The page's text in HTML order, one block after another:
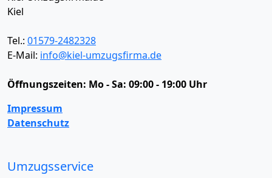
Kiel
Tel.: 01579-2482328
E-Mail: info@kiel-umzugsfirma.de
Öffnungszeiten: Mo - Sa: 09:00 - 19:00 Uhr
Impressum
Datenschutz
Umzugsservice